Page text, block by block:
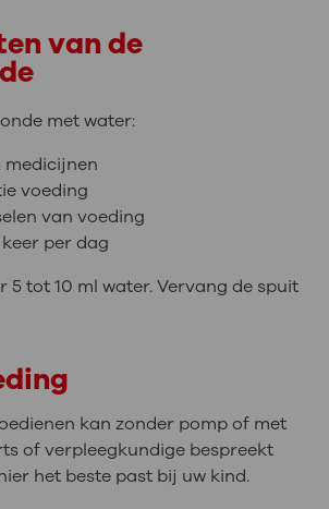
van de
met water:
medicijnen
voeding
van voeding
per dag
5 tot 10 ml water. Vervang de spuit
kan zonder pomp of met
of verpleegkundige bespreekt
het beste past bij uw kind.